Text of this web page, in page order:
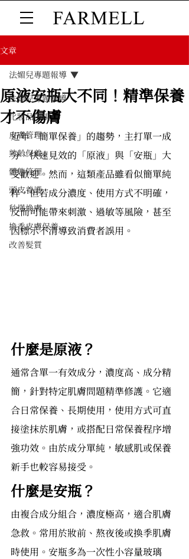
文章
法媚兒專題報導
化妝品法規
皮膚管理
熟齡保養
體態管理
頭皮養護
秒懂煥膚
換季皮膚保養
改善髮質
法媚兒專題報導
原液安瓶大不同！精準保養
才不傷膚
近年「簡單保養」的趨勢，主打單一成
分、快速見效的「原液」與「安瓶」大
受歡迎。然而，這類產品雖看似簡單純
粹，但若成分濃度、使用方式不明確，
反而可能帶來刺激、過敏等風險，甚至
因標示不清導致消費者誤用。
什麼是原液？
通常含單一有效成分，濃度高、成分精
簡，針對特定肌膚問題精準修護。它適
合日常保養、長期使用，使用方式可直
接塗抹於肌膚，或搭配日常保養程序增
強功效。由於成分單純，敏感肌或保養
新手也較容易接受。
什麼是安瓶？
由複合成分組合，濃度極高，適合肌膚
急救。常用於妝前、熬夜後或換季肌膚
時使用。安瓶多為一次性小容量玻璃